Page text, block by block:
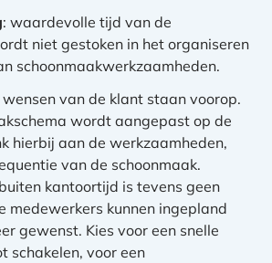
: waardevolle tijd van de
niet gestoken in het organiseren
schoonmaakwerkzaamheden.
wensen van de klant staan voorop.
wordt aangepast op de
hierbij aan de werkzaamheden,
van de schoonmaak.
kantoortijd is tevens geen
medewerkers kunnen ingepland
gewenst. Kies voor een snelle
schakelen, voor een